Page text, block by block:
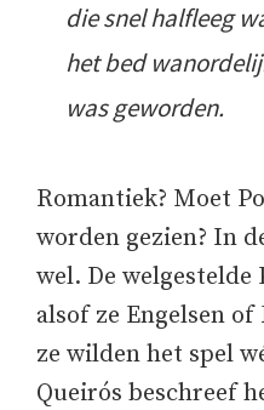
die snel halfleeg
het bed
was geworden.
Romantiek? Moet
worden gezien? In
wel. De welgestelde
alsof ze Engelsen
ze wilden het spel
Queirós beschreef